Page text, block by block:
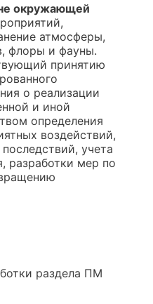
окружающей
атмосферы,
флоры и фауны.
принятию
о реализации
и иной
определения
воздействий,
учета
разработки мер по
раздела ПМ